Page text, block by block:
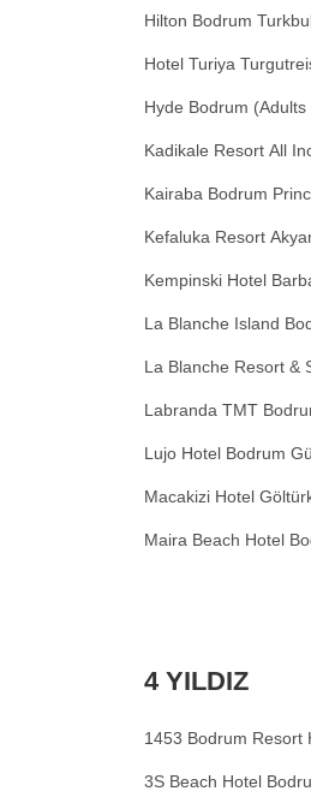
Hilton Bodrum
Hotel Turiya
Hyde Bodrum (Adults
Kadikale Resort All
Kairaba Bodrum
Kefaluka Resort
Kempinski Hotel
La Blanche Island
La Blanche Resort &
Labranda TMT
Lujo Hotel Bodrum
Macakizi Hotel
Maira Beach Hotel
4 YILDIZ
1453 Bodrum Resort
3S Beach Hotel